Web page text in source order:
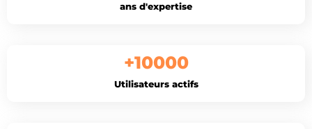
ans d'expertise
+10000
Utilisateurs actifs